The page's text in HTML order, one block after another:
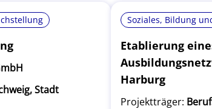
Stadt
Soziales, Bildung
Etablierung
Harburg
Projektträger: